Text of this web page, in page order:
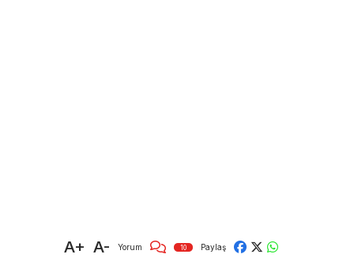
A+ A- Yorum 10 Paylaş